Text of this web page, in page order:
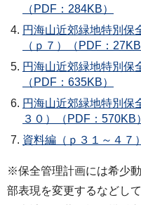
（PDF：284KB）
円海山近郊緑地特別保
（ｐ７）（PDF：27KB
円海山近郊緑地特別保
（PDF：635KB）
円海山近郊緑地特別保
３０）（PDF：570KB）
資料編（ｐ３１～４７
※保全管理計画には希少
部表現を変更するなどして